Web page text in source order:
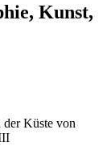
Kunst,
der Küste von